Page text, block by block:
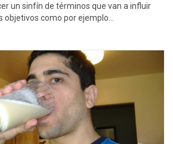
un sinfín de términos que van a influir
objetivos como por ejemplo…